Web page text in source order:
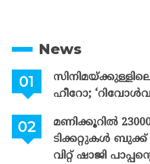
News
ഹീറോ;
മണിക്കൂറിൽ
ടിക്കറ്റുകൾ
വിറ്റ് ഷാജി